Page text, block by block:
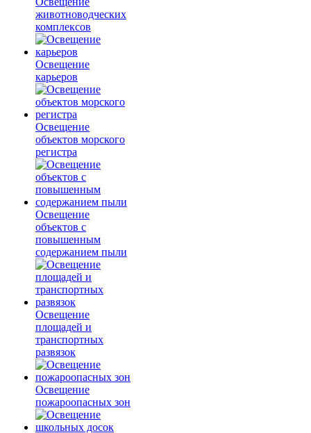
животноводческих
комплексов
Освещение
карьеров
Освещение
объектов морского
регистра
Освещение
объектов с
повышенным
содержанием пыли
Освещение
площадей и
транспортных
развязок
Освещение
пожароопасных зон